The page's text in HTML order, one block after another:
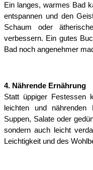
Ein langes, warmes Bad
entspannen und den
Schaum oder
verbessern. Ein gutes
Bad noch angenehmer
4. Nährende Ernährung
Statt üppiger Festessen
leichten und nährenden
Suppen, Salate oder
sondern auch leicht
Leichtigkeit und des